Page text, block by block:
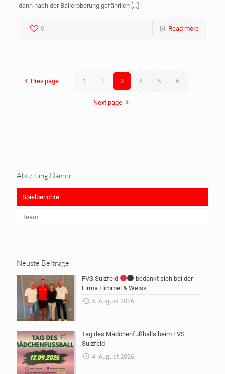
dann nach der Balleroberung gefährlich[…]
0 Read more
Prev page 1 2 3 4 5 6
Next page
Abteilung Damen
Spielberichte
Team
Neuste Beiträge
FVS Sulzfeld
bedankt sich bei der
Firma Himmel & Weiss
5. August 2026
Tag des Mädchenfußballs beim FVS
Sulzfeld
4. August 2026